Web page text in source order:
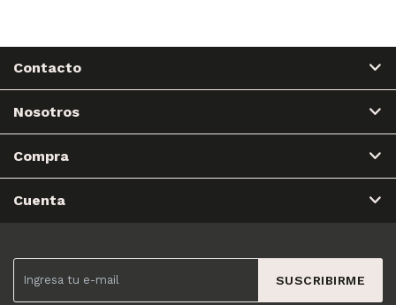
SUSCRIBIRME
Contacto
Nosotros
Compra
Cuenta